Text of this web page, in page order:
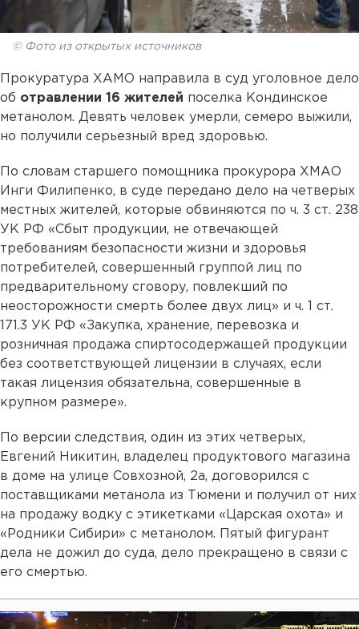
© Фото из открытых источников
Прокуратура ХАМО направила в суд уголовное дело
об отравлении 16 жителей поселка Кондинское
метанолом. Девять человек умерли, семеро выжили,
но получили серьезный вред здоровью.
По словам старшего помощника прокурора ХМАО
Инги Филипенко, в суде передано дело на четверых
местных жителей, которые обвиняются по ч. 3 ст. 238
УК РФ «Сбыт продукции, не отвечающей
требованиям безопасности жизни и здоровья
потребителей, совершенный группой лиц по
предварительному сговору, повлекший по
неосторожности смерть более двух лиц» и ч. 1 ст.
171.3 УК РФ «Закупка, хранение, перевозка и
розничная продажа спиртосодержащей продукции
без соответствующей лицензии в случаях, если
такая лицензия обязательна, совершенные в
крупном размере».
По версии следствия, один из этих четверых,
Евгений Никитин, владелец продуктового магазина
в доме на улице Совхозной, 2а, договорился с
поставщиками метанола из Тюмени и получил от них
на продажу водку с этикетками «Царская охота» и
«Родники Сибири» с метанолом. Пятый фигурант
дела не дожил до суда, дело прекращено в связи с
его смертью.